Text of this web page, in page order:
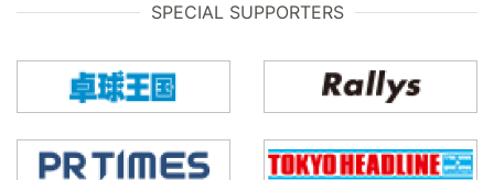
SPECIAL SUPPORTERS